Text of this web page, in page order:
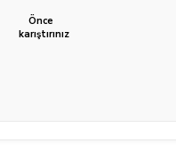
Önce
karıştırınız